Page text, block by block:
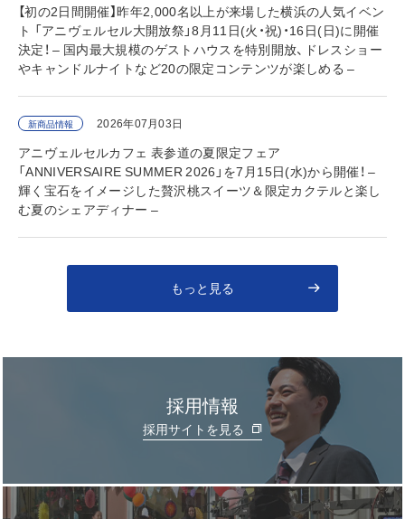
【初の2日間開催】昨年2,000名以上が来場した横浜の人気イベン
ト 「アニヴェルセル大開放祭」8月11日(火・祝)・16日(日)に開催
決定！ – 国内最大規模のゲストハウスを特別開放、ドレスショー
やキャンドルナイトなど20の限定コンテンツが楽しめる –
新商品情報 2026年07月03日
アニヴェルセルカフェ 表参道の夏限定フェア
「ANNIVERSAIRE SUMMER 2026」を7月15日(水)から開催！ –
輝く宝石をイメージした贅沢桃スイーツ＆限定カクテルと楽し
む夏のシェアディナー –
もっと見る
採用情報
採用サイトを見る